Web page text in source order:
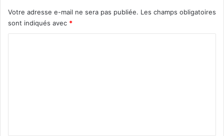
Votre adresse e-mail ne sera pas publiée. Les champs obligatoires
sont indiqués avec *